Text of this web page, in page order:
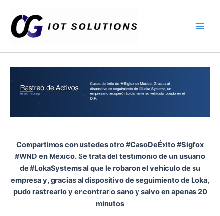
contenido
Compartimos con ustedes otro #CasoDeÉxito #Sigfox
#WND en México. Se trata del testimonio de un usuario
de #LokaSystems al que le robaron el vehículo de su
empresa y, gracias al dispositivo de seguimiento de Loka,
pudo rastrearlo y encontrarlo sano y salvo en apenas 20
minutos